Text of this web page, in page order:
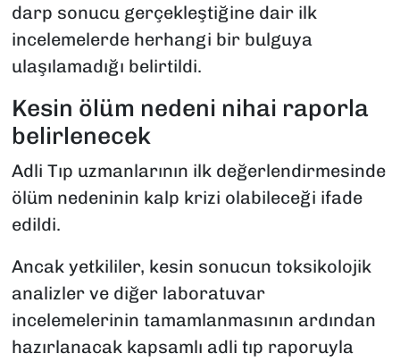
darp sonucu gerçekleştiğine dair ilk
incelemelerde herhangi bir bulguya
ulaşılamadığı belirtildi.
Kesin ölüm nedeni nihai raporla
belirlenecek
Adli Tıp uzmanlarının ilk değerlendirmesinde
ölüm nedeninin kalp krizi olabileceği ifade
edildi.
Ancak yetkililer, kesin sonucun toksikolojik
analizler ve diğer laboratuvar
incelemelerinin tamamlanmasının ardından
hazırlanacak kapsamlı adli tıp raporuyla